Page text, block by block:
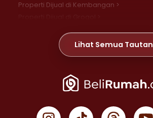
Properti Dijual di Kembangan >
Properti Dijual di Meruya >
Properti Dijual di Jelambar >
Properti Dijual di Jakarta Pusat >
Properti Dijual di Gambir >
Lihat Semua Tautan